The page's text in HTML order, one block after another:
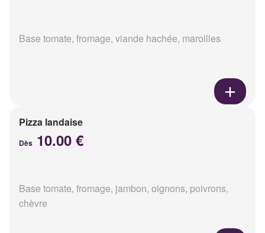
Base tomate, fromage, viande hachée, maroilles
Pizza landaise
Dès 10.00 €
Base tomate, fromage, jambon, oignons, poivrons,
chèvre